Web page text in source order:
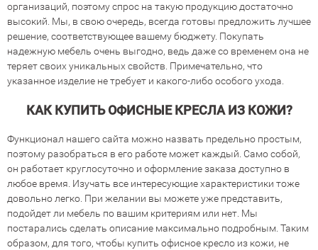
организаций, поэтому спрос на такую продукцию достаточно
высокий. Мы, в свою очередь, всегда готовы предложить лучшее
решение, соответствующее вашему бюджету. Покупать
надежную мебель очень выгодно, ведь даже со временем она не
теряет своих уникальных свойств. Примечательно, что
указанное изделие не требует и какого-либо особого ухода.
КАК КУПИТЬ ОФИСНЫЕ КРЕСЛА ИЗ КОЖИ?
Функционал нашего сайта можно назвать предельно простым,
поэтому разобраться в его работе может каждый. Само собой,
он работает круглосуточно и оформление заказа доступно в
любое время. Изучать все интересующие характеристики тоже
довольно легко. При желании вы можете уже представить,
подойдет ли мебель по вашим критериям или нет. Мы
постарались сделать описание максимально подробным. Таким
образом, для того, чтобы купить офисное кресло из кожи, не